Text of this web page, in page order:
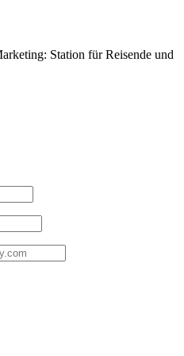
Station für Reisende und